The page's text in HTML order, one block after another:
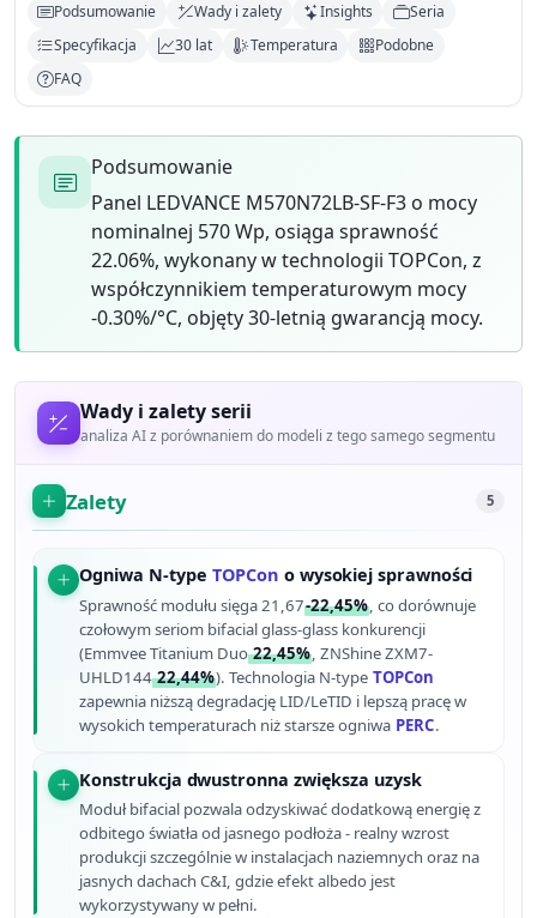
Podsumowanie Wady i zalety Insights
Seria
Specyfikacja
30 lat Temperatura
Podobne
FAQ
Podsumowanie
Panel LEDVANCE M570N72LB-SF-F3 o mocy
nominalnej 570 Wp, osiąga sprawność
22.06%, wykonany w technologii TOPCon, z
współczynnikiem temperaturowym mocy
-0.30%/°C, objęty 30-letnią gwarancją mocy.
Wady i zalety serii
analiza AI z porównaniem do modeli z tego samego segmentu
Zalety 5
Ogniwa N-type TOPCon o wysokiej sprawności
Sprawność modułu sięga 21,67-22,45%, co dorównuje
czołowym seriom bifacial glass-glass konkurencji
(Emmvee Titanium Duo22,45%, ZNShine ZXM7-
UHLD14422,44%). Technologia N-type TOPCon
zapewnia niższą degradację LID/LeTID i lepszą pracę w
wysokich temperaturach niż starsze ogniwa PERC.
Konstrukcja dwustronna zwiększa uzysk
Moduł bifacial pozwala odzyskiwać dodatkową energię z
odbitego światła od jasnego podłoża - realny wzrost
produkcji szczególnie w instalacjach naziemnych oraz na
jasnych dachach C&I, gdzie efekt albedo jest
wykorzystywany w pełni.